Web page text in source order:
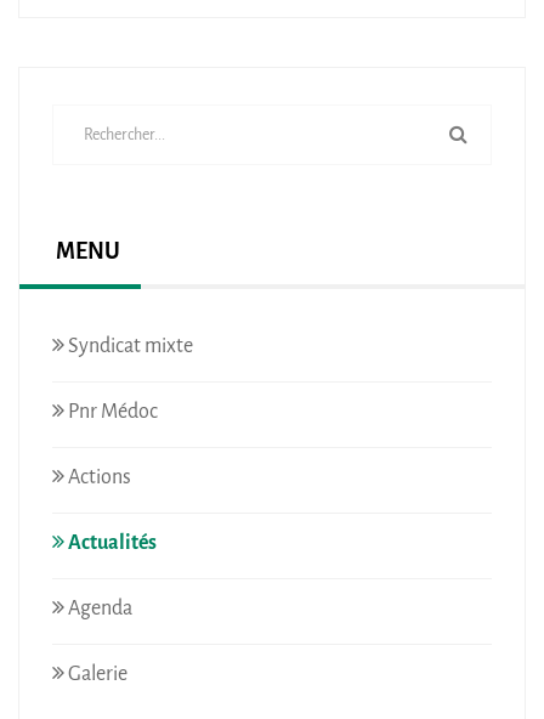
MENU
Syndicat mixte
Pnr Médoc
Actions
Actualités
Agenda
Galerie